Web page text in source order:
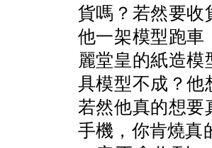
貨嗎？若然要收
他一架模型跑車
麗堂皇的紙造
具模型不成？他
若然他真的想要
手機，你肯燒真